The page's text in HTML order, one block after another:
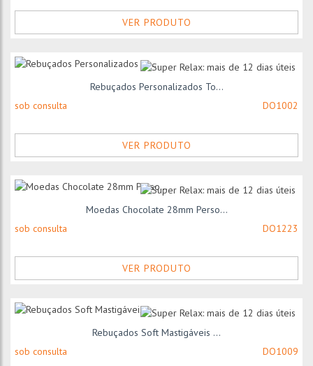
VER PRODUTO
Rebuçados Personalizados To...
sob consulta
DO1002
VER PRODUTO
Moedas Chocolate 28mm Perso...
sob consulta
DO1223
VER PRODUTO
Rebuçados Soft Mastigáveis ...
sob consulta
DO1009